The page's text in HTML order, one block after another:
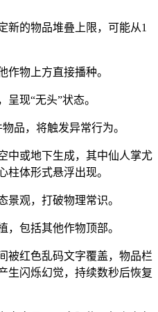
新的物品堆叠上限，可能从1
作物上方直接播种。
现“无头”状态。
品，将触发异常行为。
中或地下生成，其中仙人掌尤
体形式悬浮出现。
景观，打破物理常识。
，包括其他作物顶部。
被红色乱码文字覆盖，物品栏
生闪烁幻觉，持续数秒后恢复